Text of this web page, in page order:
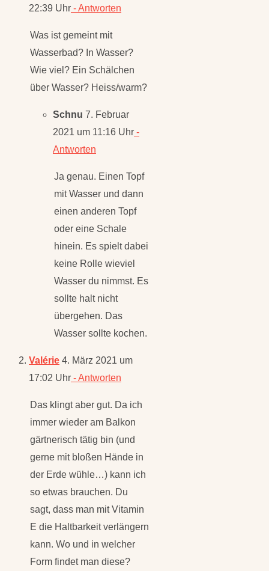
22:39 Uhr - Antworten
Was ist gemeint mit
Wasserbad? In Wasser?
Wie viel? Ein Schälchen
über Wasser? Heiss/warm?
Schnu 7. Februar
2021 um 11:16 Uhr
Antworten
Ja genau. Einen Topf
mit Wasser und dann
einen anderen Topf
oder eine Schale
hinein. Es spielt dabei
keine Rolle wieviel
Wasser du nimmst. Es
sollte halt nicht
übergehen. Das
Wasser sollte kochen.
Valérie 4. März 2021 um
17:02 Uhr - Antworten
Das klingt aber gut. Da ich
immer wieder am Balkon
gärtnerisch tätig bin (und
gerne mit bloßen Hände in
der Erde wühle…) kann ich
so etwas brauchen. Du
sagt, dass man mit Vitamin
E die Haltbarkeit verlängern
kann. Wo und in welcher
Form findet man diese?